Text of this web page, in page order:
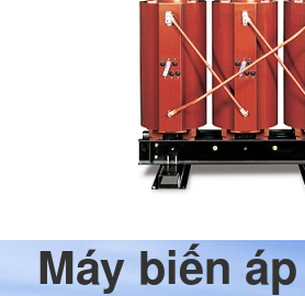
Máy biến